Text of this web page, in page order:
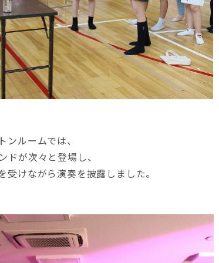
ンルームでは、
ドが次々と登場し、
受けながら演奏を披露しました。